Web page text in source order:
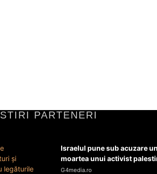
STIRI PARTENERI
Israelul pune sub acuzare
moartea unui activist
G4media.ro